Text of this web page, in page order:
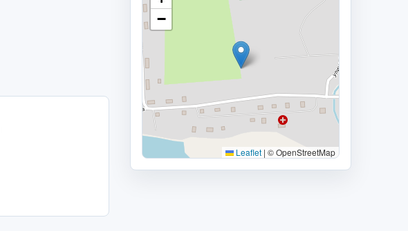
−
Leaflet | © OpenStreetMap